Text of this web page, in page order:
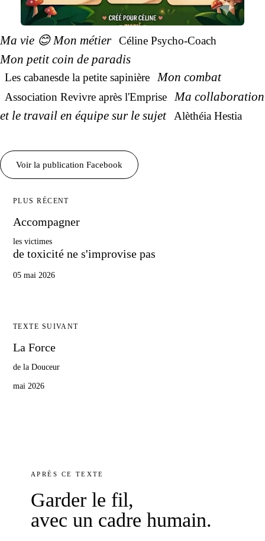
Ma vie 😊Mon métier Céline Psycho-Coach
Mon petit coin de paradis
Les cabanesde la petite sapinière Mon combat
Association Revivre après l'Emprise
Ma collaboration
et le travail en équipe sur le sujet Alèthéia Hestia
Voir la publication Facebook
PLUS RÉCENT
Accompagner
les victimes
de toxicité ne s'improvise pas
05 mai 2026
TEXTE SUIVANT
La Force
de la Douceur
mai 2026
APRÈS CE TEXTE
Garder le fil,
avec un cadre humain.